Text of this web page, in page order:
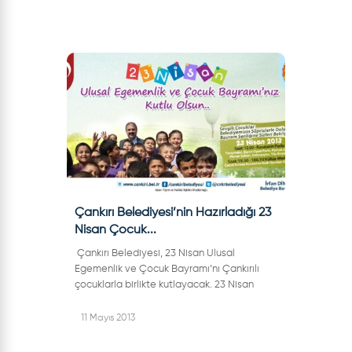
Çankırı Belediyesi’nin Hazırladığı 23
Nisan Çocuk...
Çankırı Belediyesi, 23 Nisan Ulusal
Egemenlik ve Çocuk Bayramı’nı Çankırılı
çocuklarla birlikte kutlayacak. 23 Nisan
kapsamında Çankırı Belediyesi, organiz...
11 Mayıs 2013